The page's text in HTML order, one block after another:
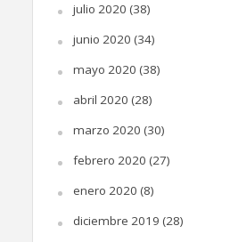
julio 2020 (38)
junio 2020 (34)
mayo 2020 (38)
abril 2020 (28)
marzo 2020 (30)
febrero 2020 (27)
enero 2020 (8)
diciembre 2019 (28)